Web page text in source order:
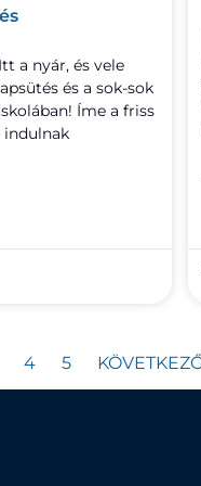
a nyár, és vele
és a sok-sok
Íme a friss
indulnak
4 5